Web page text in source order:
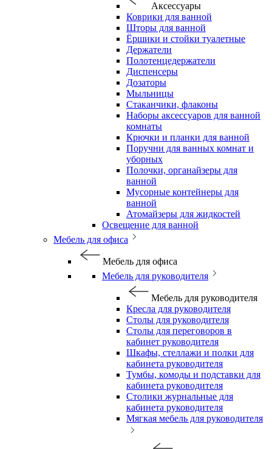
Аксессуары
Коврики для ванной
Шторы для ванной
Ёршики и стойки туалетные
Держатели
Полотенцедержатели
Диспенсеры
Дозаторы
Мыльницы
Стаканчики, флаконы
Наборы аксессуаров для ванной
комнаты
Крючки и планки для ванной
Поручни для ванных комнат и
уборных
Полочки, органайзеры для
ванной
Мусорные контейнеры для
ванной
Атомайзеры для жидкостей
Освещение для ванной
Мебель для офиса
Мебель для офиса
Мебель для руководителя
Мебель для руководителя
Кресла для руководителя
Столы для руководителя
Столы для переговоров в
кабинет руководителя
Шкафы, стеллажи и полки для
кабинета руководителя
Тумбы, комоды и подставки для
кабинета руководителя
Столики журнальные для
кабинета руководителя
Мягкая мебель для руководителя